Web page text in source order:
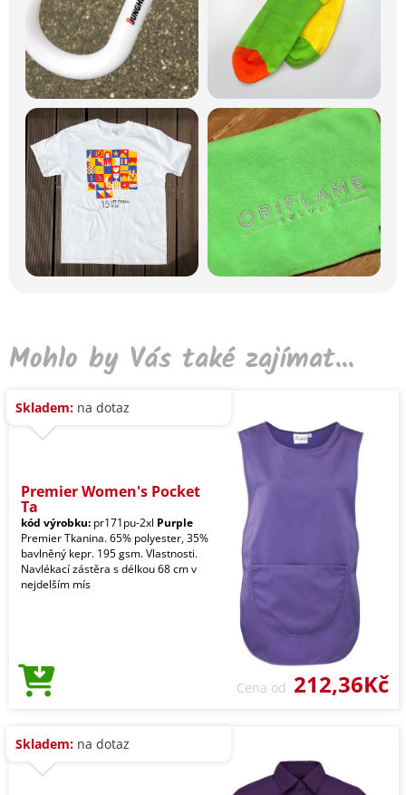
Mohlo by Vás také zajímat...
Skladem: na dotaz
Premier Women's Pocket
Ta
kód výrobku: pr171pu-2xl Purple
Premier Tkanina. 65% polyester, 35%
bavlněný kepr. 195 gsm. Vlastnosti.
Navlékací zástěra s délkou 68 cm v
nejdelším mís
Cena od 212,36Kč
Skladem: na dotaz